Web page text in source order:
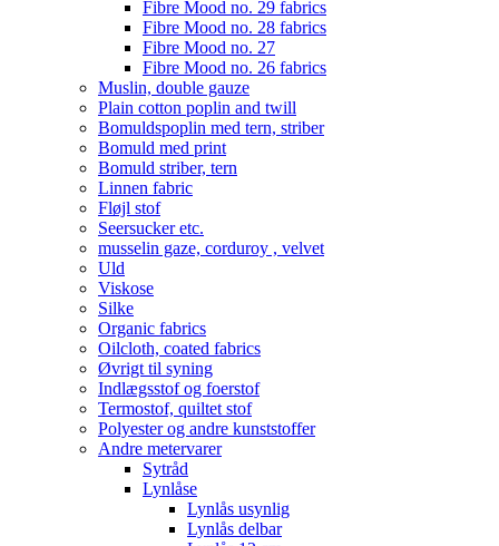
Fibre Mood no. 29 fabrics
Fibre Mood no. 28 fabrics
Fibre Mood no. 27
Fibre Mood no. 26 fabrics
Muslin, double gauze
Plain cotton poplin and twill
Bomuldspoplin med tern, striber
Bomuld med print
Bomuld striber, tern
Linnen fabric
Fløjl stof
Seersucker etc.
musselin gaze, corduroy , velvet
Uld
Viskose
Silke
Organic fabrics
Oilcloth, coated fabrics
Øvrigt til syning
Indlægsstof og foerstof
Termostof, quiltet stof
Polyester og andre kunststoffer
Andre metervarer
Sytråd
Lynlåse
Lynlås usynlig
Lynlås delbar